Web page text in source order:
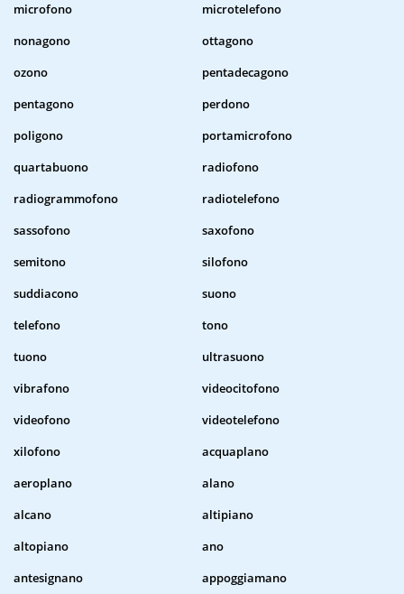
microfono
microtelefono
nonagono
ottagono
ozono
pentadecagono
pentagono
perdono
poligono
portamicrofono
quartabuono
radiofono
radiogrammofono
radiotelefono
sassofono
saxofono
semitono
silofono
suddiacono
suono
telefono
tono
tuono
ultrasuono
vibrafono
videocitofono
videofono
videotelefono
xilofono
acquaplano
aeroplano
alano
alcano
altipiano
altopiano
ano
antesignano
appoggiamano